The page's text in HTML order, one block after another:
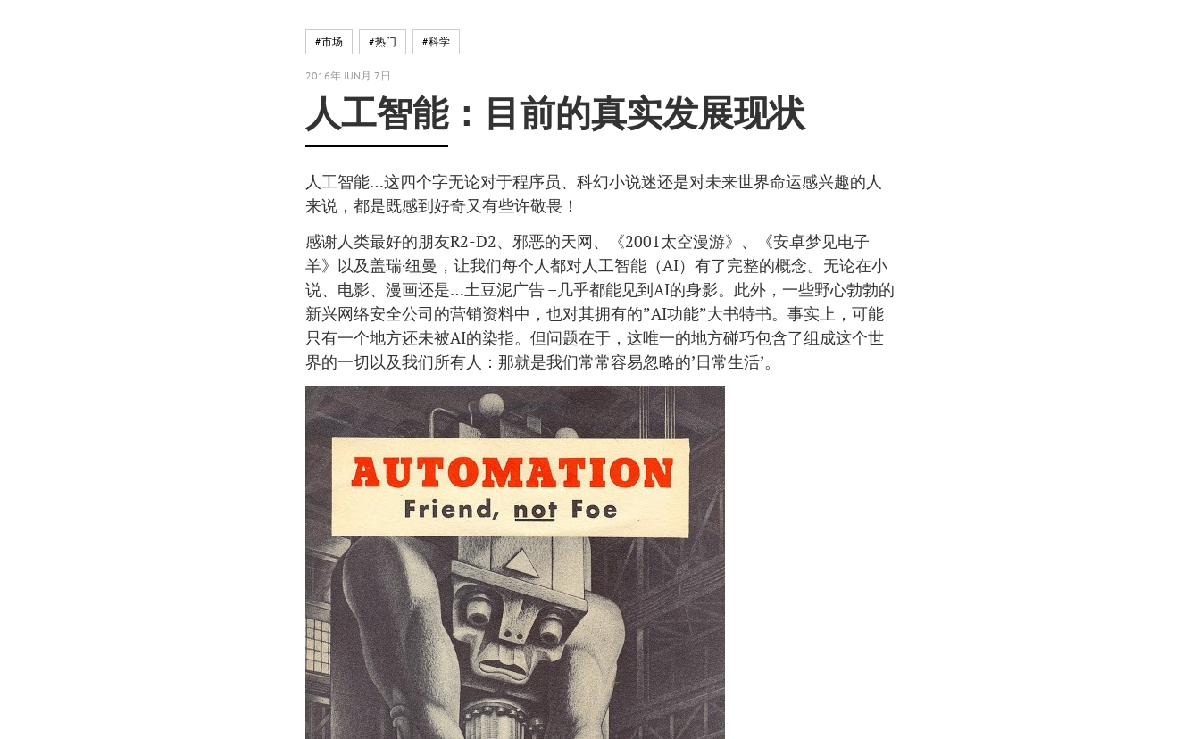
#市场 #热门 #科学
2016年 JUN月 7日
人工智能：目前的真实发展现状
人工智能…这四个字无论对于程序员、科幻小说迷还是对未来世界命运感兴趣的人
来说，都是既感到好奇又有些许敬畏！
感谢人类最好的朋友R2-D2、邪恶的天网、《2001太空漫游》、《安卓梦见电子
羊》以及盖瑞·纽曼，让我们每个人都对人工智能（AI）有了完整的概念。无论在小
说、电影、漫画还是…土豆泥广告 –几乎都能见到AI的身影。此外，一些野心勃勃的
新兴网络安全公司的营销资料中，也对其拥有的”AI功能”大书特书。事实上，可能
只有一个地方还未被AI的染指。但问题在于，这唯一的地方碰巧包含了组成这个世
界的一切以及我们所有人：那就是我们常常容易忽略的’日常生活’。